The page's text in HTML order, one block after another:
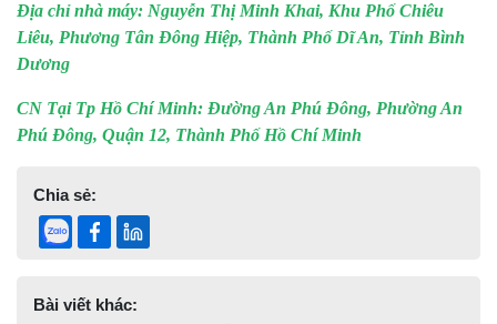
Địa chỉ nhà máy: Nguyễn Thị Minh Khai, Khu Phố Chiêu
Liêu, Phương Tân Đông Hiệp, Thành Phố Dĩ An, Tỉnh Bình
Dương
CN Tại Tp Hồ Chí Minh: Đường An Phú Đông, Phường An
Phú Đông, Quận 12, Thành Phố Hồ Chí Minh
Chia sẻ:
Bài viết khác: